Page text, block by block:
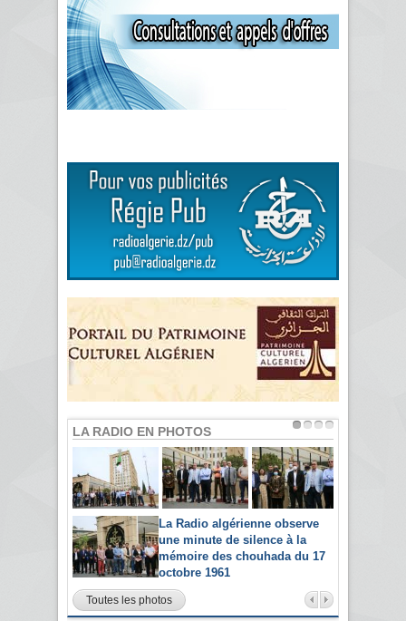
LA RADIO EN PHOTOS
La Radio algérienne observe
une minute de silence à la
mémoire des chouhada du 17
octobre 1961
Toutes les photos